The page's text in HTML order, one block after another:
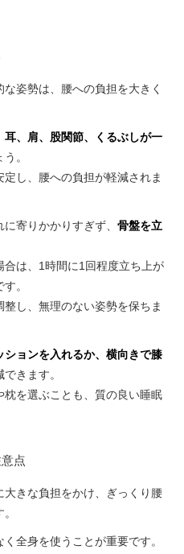
姿勢は、腰への負担を大きく
、肩、股関節、くるぶしが一
。
し、腰への負担が軽減されま
寄りかかりすぎず、 骨盤を立
は、1時間に1回程度立ち上が
。
し、無理のない姿勢を保ちま
ションを入れるか、横向きで膝
きます。
を選ぶことも、質の良い睡眠
点
きな負担をかけ、ぎっくり腰
全身を使うことが重要です。